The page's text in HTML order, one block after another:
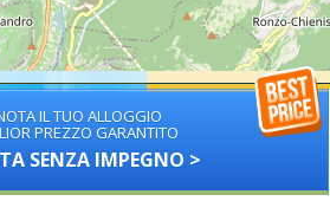
IL TUO ALLOGGIO
PREZZO GARANTITO
SENZA IMPEGNO >